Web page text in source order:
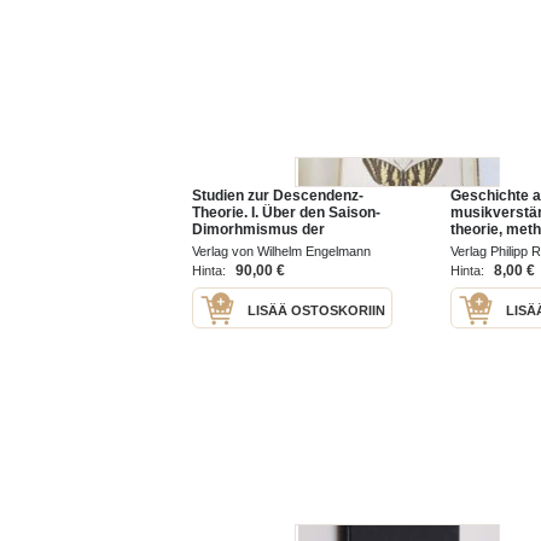
Studien zur Descendenz-
Theorie. I. Über den Saison-
Dimorhmismus der
Schmetterlinge von Dr.
August Weissmann - Mit zwei
Farbendrucktafeln. 1875 - II.
Über die
Verlag von Wilhelm Engelmann
1875 - 1876
Hinta: 90,00 €
LISÄÄ OSTOSKORIIN
Geschichte
theorie,
geschichte
Verlag Philipp
Hinta:
8,00 €